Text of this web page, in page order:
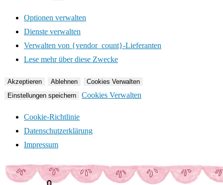
Optionen verwalten
Dienste verwalten
Verwalten von {vendor_count}-Lieferanten
Lese mehr über diese Zwecke
Akzeptieren Ablehnen
Cookies Verwalten
Einstellungen speichern
Cookies Verwalten
Cookie-Richtlinie
Datenschutzerklärung
Impressum
Zum
Inhalt